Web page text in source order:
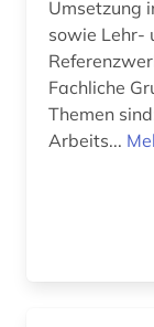
Umsetzung
sowie Lehr-
Fachliche
Themen
Arbeits...